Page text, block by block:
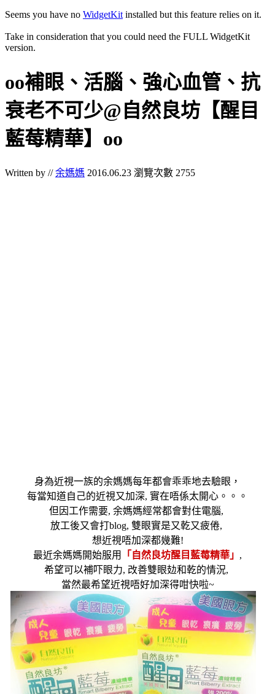
Seems you have no WidgetKit installed but this feature relies on it.
Take in consideration that you could need the FULL WidgetKit
version.
oo補眼、活腦、強心血管、抗
衰老不可少@自然良坊【醒目
藍莓精華】oo
Written by //余媽媽 2016.06.23 瀏覽次數 2755
身為近視一族的余媽媽每年都會乖乖地去驗眼，
每當知道自己的近視又加深, 實在唔係太開心。。。
但因工作需要, 余媽媽經常都會對住電腦,
放工後又會打blog, 雙眼實是又乾又疲倦,
想近視唔加深都幾難!
最近余媽媽開始服用
「 自然良坊醒目藍莓精華 」 ,
希望可以補吓眼力, 改善雙眼攰和乾的情況,
當然最希望近視唔好加深得咁快啦~